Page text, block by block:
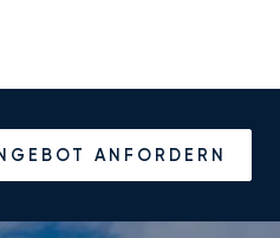
ANFORDERN